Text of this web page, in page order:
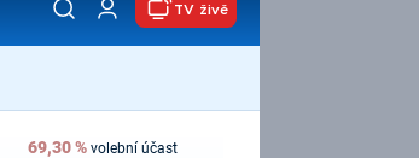
TV živě
69,30% volební účast